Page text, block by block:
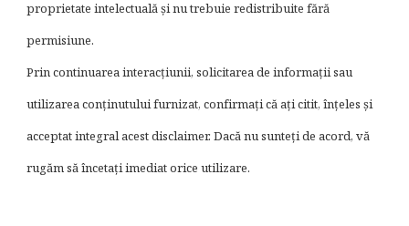
proprietate intelectuală și nu trebuie redistribuite fără
permisiune.
Prin continuarea interacțiunii, solicitarea de informații sau
utilizarea conținutului furnizat, confirmați că ați citit, înțeles și
acceptat integral acest disclaimer. Dacă nu sunteți de acord, vă
rugăm să încetați imediat orice utilizare.